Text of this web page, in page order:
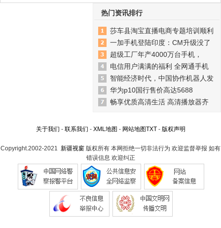
热门资讯排行
莎车县淘宝直播电商专题培训顺利
一加手机登陆印度：CM升级没了
超级工厂年产4000万台手机，
电信用户满满的福利 全网通手机
智能经济时代，中国协作机器人发
华为p10国行售价高达5688
畅享优质高清生活 高清播放器齐
关于我们 - 联系我们 - XML地图 - 网站地图TXT- 版权声明
Copyright.2002-2021 新疆视窗 版权所有 本网拒绝一切非法行为 欢迎监督举报 如有
错误信息 欢迎纠正